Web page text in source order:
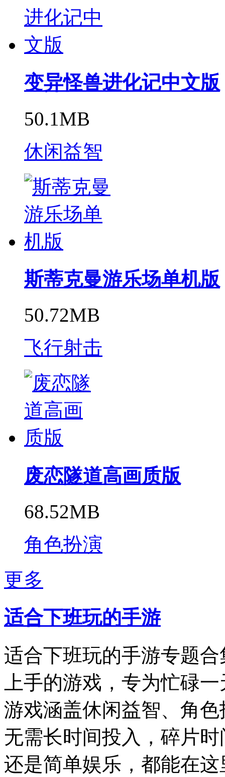
变异怪兽进化记中文版
50.1MB
休闲益智
斯蒂克曼游乐场单机版
50.72MB
飞行射击
废恋隧道高画质版
68.52MB
角色扮演
更多
适合下班玩的手游
适合下班玩的手游专题
上手的游戏，专为忙碌
游戏涵盖休闲益智、角
无需长时间投入，碎片
还是简单娱乐，都能在